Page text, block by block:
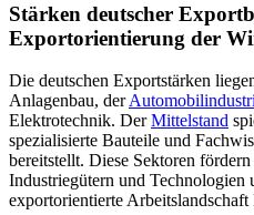
Stärken deutscher
Exportorientierung der
Die deutschen Exportstärken
Anlagenbau, der
Elektrotechnik. DerMittelstand
spezialisierte Bauteile und
bereitstellt. Diese Sektoren
Industriegütern und Technologien
exportorientierte Arbeitslandschaft